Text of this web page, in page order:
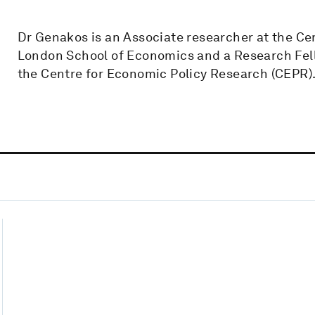
Dr Genakos is an Associate researcher at the
London School of Economics and a Research
the Centre for Economic Policy Research